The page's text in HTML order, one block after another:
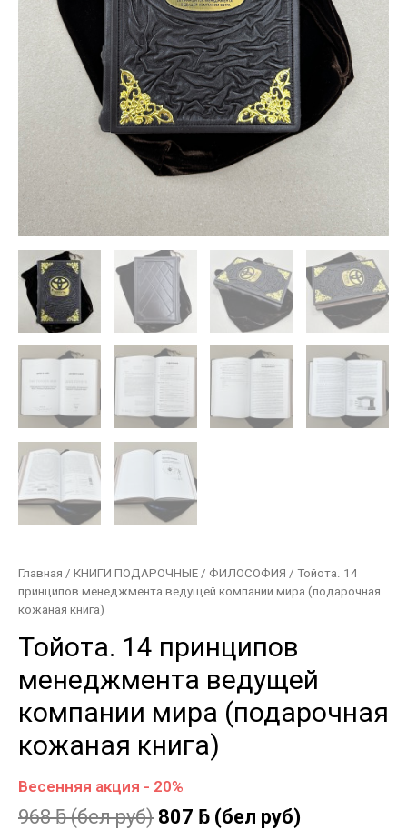
Главная / КНИГИ ПОДАРОЧНЫЕ / ФИЛОСОФИЯ / Тойота. 14
принципов менеджмента ведущей компании мира (подарочная
кожаная книга)
Тойота. 14 принципов
менеджмента ведущей
компании мира (подарочная
кожаная книга)
Весенняя акция - 20%
968ƃ(бел руб) 807 ƃ (бел руб)